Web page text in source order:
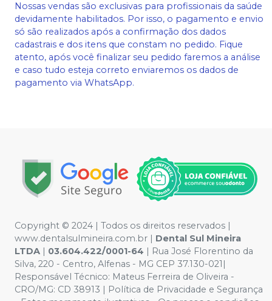
Nossas vendas são exclusivas para profissionais da saúde
devidamente habilitados. Por isso, o pagamento e envio
só são realizados após a confirmação dos dados
cadastrais e dos itens que constam no pedido. Fique
atento, após você finalizar seu pedido faremos a análise
e caso tudo esteja correto enviaremos os dados de
pagamento via WhatsApp.
Copyright © 2024 | Todos os direitos reservados |
www.dentalsulmineira.com.br | Dental Sul Mineira
LTDA | 03.604.422/0001-64 | Rua José Florentino da
Silva, 220 - Centro, Alfenas - MG CEP 37.130-021|
Responsável Técnico: Mateus Ferreira de Oliveira -
CRO/MG: CD 38913 | Política de Privacidade e Segurança